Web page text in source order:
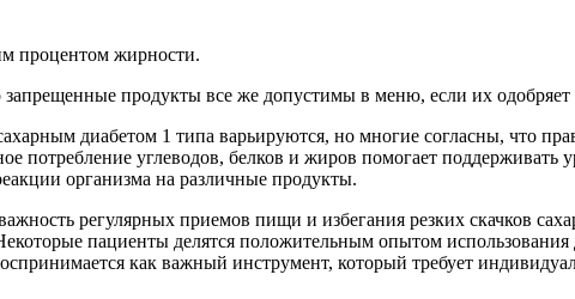
процентом жирности.
запрещенные продукты все же допустимы в меню, если их одобряет
диабетом 1 типа варьируются, но многие согласны, что
потребление углеводов, белков и жиров помогает
организма на различные продукты.
регулярных приемов пищи и избегания резких скачков
пациенты делятся положительным опытом
как важный инструмент, который требует